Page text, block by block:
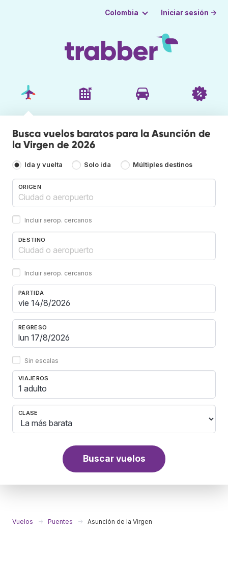
Colombia Iniciar sesión →
Busca vuelos baratos para la Asunción de
la Virgen de 2026
Ida y vuelta Solo ida Múltiples destinos
ORIGEN
Incluir aerop. cercanos
DESTINO
Incluir aerop. cercanos
PARTIDA
REGRESO
Sin escalas
VIAJEROS
1 adulto
CLASE
Buscar vuelos
Vuelos Puentes Asunción de la Virgen